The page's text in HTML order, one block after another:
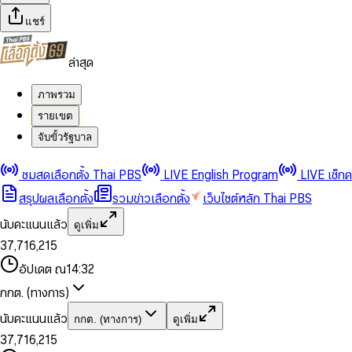
แชร์
ล่าสุด
ภาพรวม
รายเขต
จับขั้วรัฐบาล
ชมสดเลือกตั้ง Thai PBS LIVE English Program
LIVE เช็ก
สรุปผลเลือกตั้ง
รวมข่าวเลือกตั้ง
เว็บไซต์หลัก Thai PBS
นับคะแนนแล้ว
ดูเพิ่ม
0
1
2
3
4
5
6
8
9
2
3
4
5
6
7
8
9
,
0
2
4
6
7
8
9
0
1
2
3
4
5
6
7
8
1
3
5
6
7
8
9
,
1
2
4
5
7
8
9
0
1
3
4
6
7
8
0
2
3
4
5
7
8
อัปเดต ณ14:32
กกต. (ทางการ)
นับคะแนนแล้ว
กกต. (ทางการ) ดูเพิ่ม
0
1
2
3
0
1
2
4
5
6
7,
0
1
2
4
6
7
0
1
0
1
3
5
6,
1
2
0
1
0
2
3
4
5